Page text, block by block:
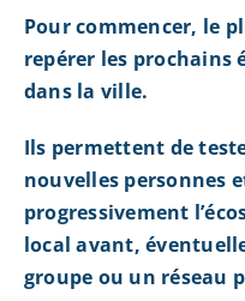
Pour commencer, le
repérer les prochains
dans la ville.
Ils permettent de
nouvelles personnes
progressivement
local avant,
groupe ou un réseau